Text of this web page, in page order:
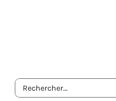
Rechercher: